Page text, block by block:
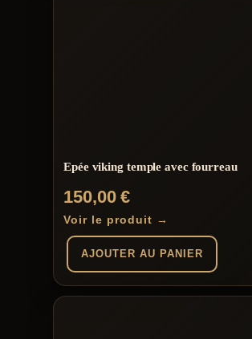
Epée viking temple avec fourreau
150,00€
Voir le produit →
AJOUTER AU PANIER